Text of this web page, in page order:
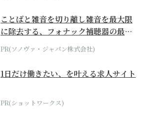
ことばと雑音を切り離し雑音を最大限
に除去する、フォナック補聴器の最上
位モデル
PR(ソノヴァ・ジャパン株式会社)
1日だけ働きたい、を叶える求人サイト
PR(ショットワークス)